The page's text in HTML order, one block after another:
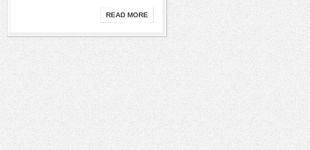
READ MORE